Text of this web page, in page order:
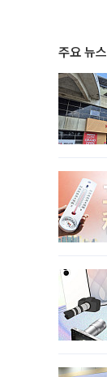
주요 뉴스